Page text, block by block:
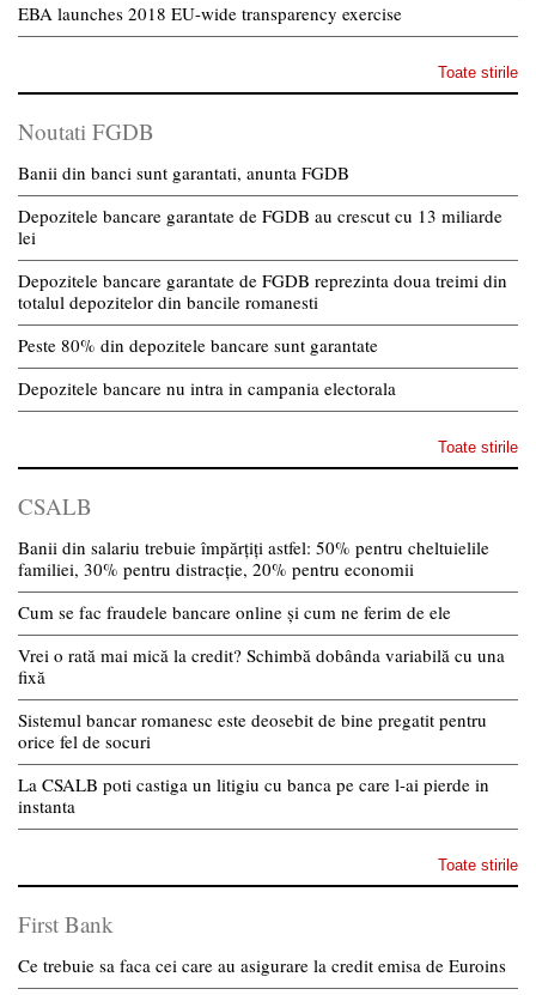
EBA launches 2018 EU-wide transparency exercise
Toate stirile
Noutati FGDB
Banii din banci sunt garantati, anunta FGDB
Depozitele bancare garantate de FGDB au crescut cu 13 miliarde
lei
Depozitele bancare garantate de FGDB reprezinta doua treimi din
totalul depozitelor din bancile romanesti
Peste 80% din depozitele bancare sunt garantate
Depozitele bancare nu intra in campania electorala
Toate stirile
CSALB
Banii din salariu trebuie împărțiți astfel: 50% pentru cheltuielile
familiei, 30% pentru distracție, 20% pentru economii
Cum se fac fraudele bancare online și cum ne ferim de ele
Vrei o rată mai mică la credit? Schimbă dobânda variabilă cu una
fixă
Sistemul bancar romanesc este deosebit de bine pregatit pentru
orice fel de socuri
La CSALB poti castiga un litigiu cu banca pe care l-ai pierde in
instanta
Toate stirile
First Bank
Ce trebuie sa faca cei care au asigurare la credit emisa de Euroins